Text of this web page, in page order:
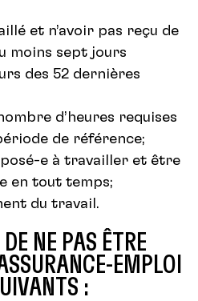
et n’avoir pas reçu de
moins sept jours
des 52 dernières
d’heures requises
de référence;
e à travailler et être
en tout temps;
du travail.
NE PAS ÊTRE
EMPLOI
: